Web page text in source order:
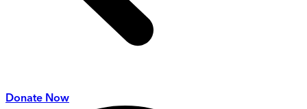
Donate Now